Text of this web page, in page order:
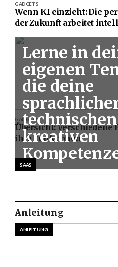
Wenn KI einzieht: Die
der Zukunft arbeitet
GADGETS
Übersicht: Verschiedene
ihre Funktionen
GADGETS
Lerne in
eigenen
die deine
kreativen
SAAS
Anleitung
ANLEITUNG